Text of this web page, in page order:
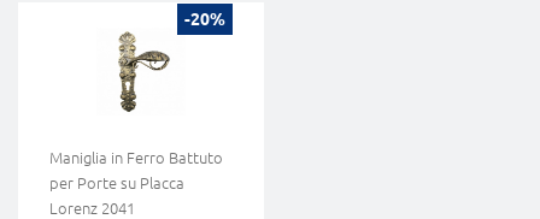
-20%
Maniglia in Ferro Battuto
per Porte su Placca
Lorenz 2041